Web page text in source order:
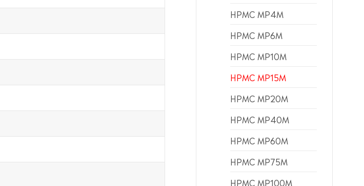
HPMC MP4M
HPMC MP6M
HPMC MP10M
HPMC MP15M
HPMC MP20M
HPMC MP40M
HPMC MP60M
HPMC MP75M
HPMC MP100M